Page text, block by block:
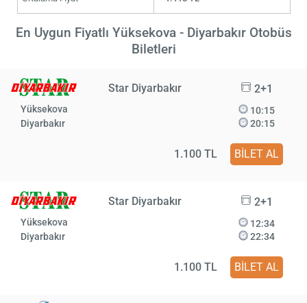
En Uygun Fiyatlı Yüksekova - Diyarbakır Otobüs
Biletleri
Star Diyarbakır 2+1
Yüksekova
Diyarbakır
10:15
20:15
1.100 TL BİLET AL
Star Diyarbakır 2+1
Yüksekova
Diyarbakır
12:34
22:34
1.100 TL BİLET AL